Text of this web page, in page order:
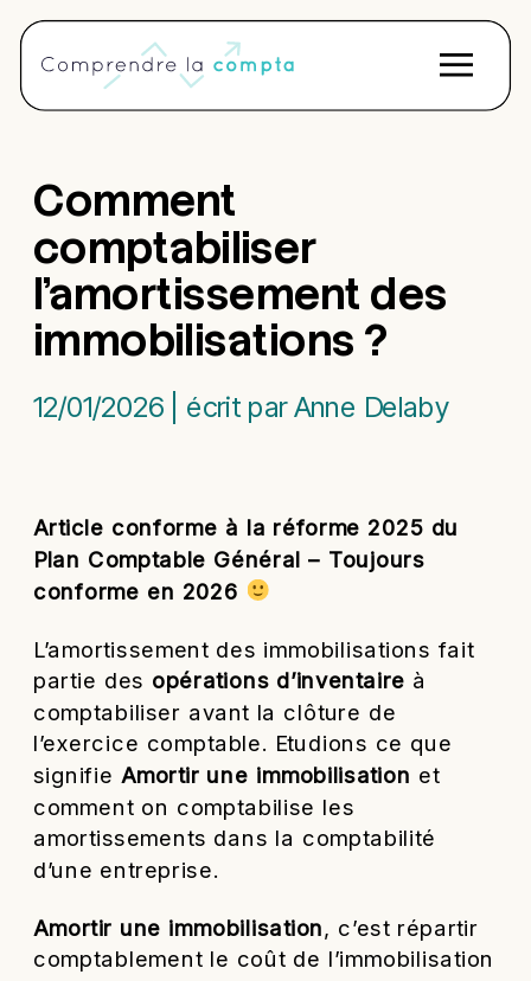
Comment
comptabiliser
l’amortissement des
immobilisations ?
12/01/2026 | écrit par Anne Delaby
Article conforme à la réforme 2025 du
Plan Comptable Général – Toujours
conforme en 2026
L’amortissement des immobilisations fait
partie des opérations d’inventaire à
comptabiliser avant la clôture de
l’exercice comptable. Etudions ce que
signifie Amortir une immobilisation et
comment on comptabilise les
amortissements dans la comptabilité
d’une entreprise.
Amortir une immobilisation, c’est répartir
comptablement le coût de l’immobilisation